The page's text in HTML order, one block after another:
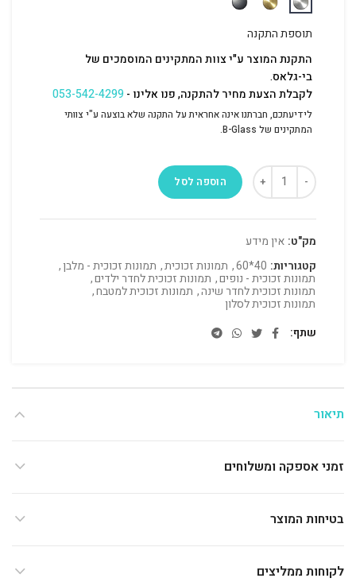
תוספת התקנה
התקנת המוצר ע"י צוות המתקינים המוסמכים של
בי-גלאס.
לקבלת הצעת מחיר להתקנה, פנו אלינו -053-542-4299
לידיעתכם, חברתנו אינה אחראית על התקנה שלא בוצעה ע"י צוותי
המתקינים של B-Glass.
הוספה לסל
מק"ט: אין מידע
קטגוריות: 40*60
, תמונות זכוכית, תמונות זכוכית - מלבן,
תמונות זכוכית - נופים, תמונות זכוכית לחדר ילדים,
תמונות זכוכית לחדר שינה, תמונות זכוכית למטבח,
תמונות זכוכית לסלון
שתף
תיאור
זמני אספקה ומשלוחים
בטיחות המוצר
לקוחות ממליצים